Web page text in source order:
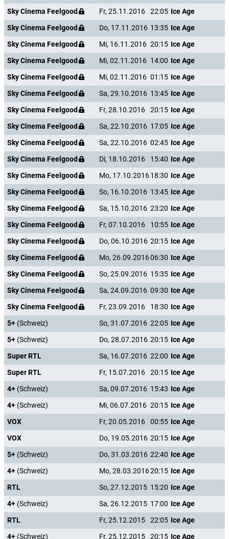
Sky Cinema Feelgood
Fr, 25.11.2016 22:05 Ice Age
Sky Cinema Feelgood
Do, 17.11.2016 13:35 Ice Age
Sky Cinema Feelgood
Mi, 16.11.2016 20:15 Ice Age
Sky Cinema Feelgood
Mi, 02.11.2016 14:00 Ice Age
Sky Cinema Feelgood
Mi, 02.11.2016 01:15 Ice Age
Sky Cinema Feelgood
Sa, 29.10.2016 13:45 Ice Age
Sky Cinema Feelgood
Fr, 28.10.2016 20:15 Ice Age
Sky Cinema Feelgood
Sa, 22.10.2016 17:05 Ice Age
Sky Cinema Feelgood
Sa, 22.10.2016 02:45 Ice Age
Sky Cinema Feelgood
Di, 18.10.2016 15:40 Ice Age
Sky Cinema Feelgood
Mo, 17.10.201618:30 Ice Age
Sky Cinema Feelgood
So, 16.10.2016 13:45 Ice Age
Sky Cinema Feelgood
Sa, 15.10.2016 23:20 Ice Age
Sky Cinema Feelgood
Fr, 07.10.2016 10:55 Ice Age
Sky Cinema Feelgood
Do, 06.10.2016 20:15 Ice Age
Sky Cinema Feelgood
Mo, 26.09.201606:30 Ice Age
Sky Cinema Feelgood
So, 25.09.2016 15:35 Ice Age
Sky Cinema Feelgood
Sa, 24.09.2016 09:30 Ice Age
Sky Cinema Feelgood
Fr, 23.09.2016 18:30 Ice Age
5+ (Schweiz) So, 31.07.2016 22:05 Ice Age
5+ (Schweiz) Do, 28.07.2016 20:15 Ice Age
Super RTL
Sa, 16.07.2016 22:00 Ice Age
Super RTL
Fr, 15.07.2016 20:15 Ice Age
4+ (Schweiz) Sa, 09.07.2016 15:43 Ice Age
4+ (Schweiz) Mi, 06.07.2016 20:15 Ice Age
VOX
Fr, 20.05.2016 00:55 Ice Age
VOX
Do, 19.05.2016 20:15 Ice Age
5+ (Schweiz) Do, 31.03.2016 22:40 Ice Age
4+ (Schweiz) Mo, 28.03.201620:15 Ice Age
RTL
So, 27.12.2015 15:20 Ice Age
4+ (Schweiz) Sa, 26.12.2015 17:00 Ice Age
RTL
Fr, 25.12.2015 22:05 Ice Age
4+ (Schweiz) Fr, 25.12.2015 20:15 Ice Age